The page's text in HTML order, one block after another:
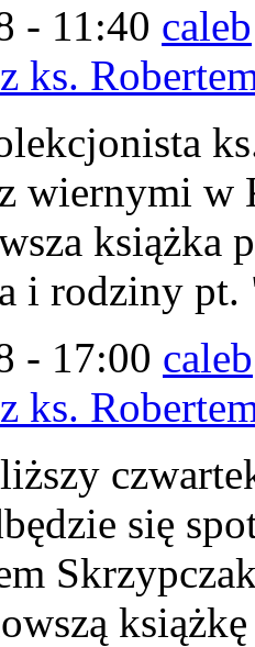
- 11:40 caleb
ks.
wiernymi w
książka
i rodziny
- 17:00 caleb
ks.
się